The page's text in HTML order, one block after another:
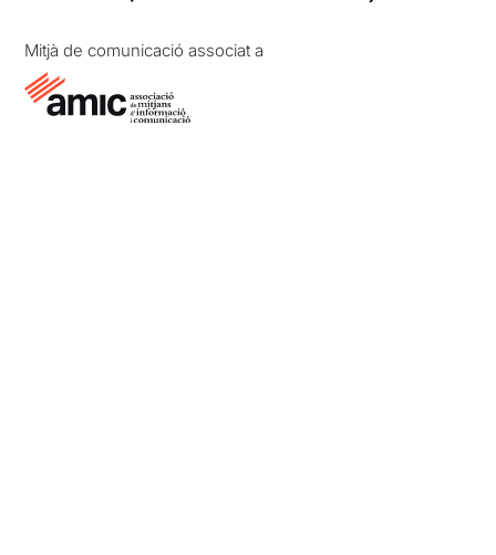
Mitjà de comunicació associat a